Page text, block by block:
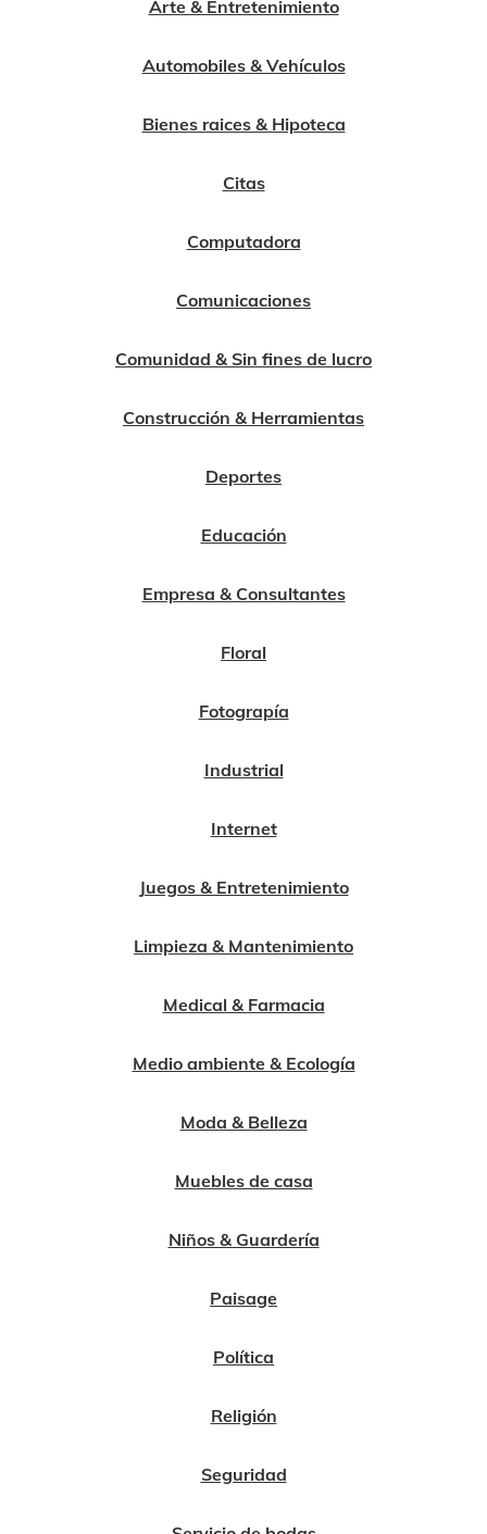
Arte & Entretenimiento
Automobiles & Vehículos
Bienes raices & Hipoteca
Citas
Computadora
Comunicaciones
Comunidad & Sin fines de lucro
Construcción & Herramientas
Deportes
Educación
Empresa & Consultantes
Floral
Fotograpía
Industrial
Internet
Juegos & Entretenimiento
Limpieza & Mantenimiento
Medical & Farmacia
Medio ambiente & Ecología
Moda & Belleza
Muebles de casa
Niños & Guardería
Paisage
Política
Religión
Seguridad